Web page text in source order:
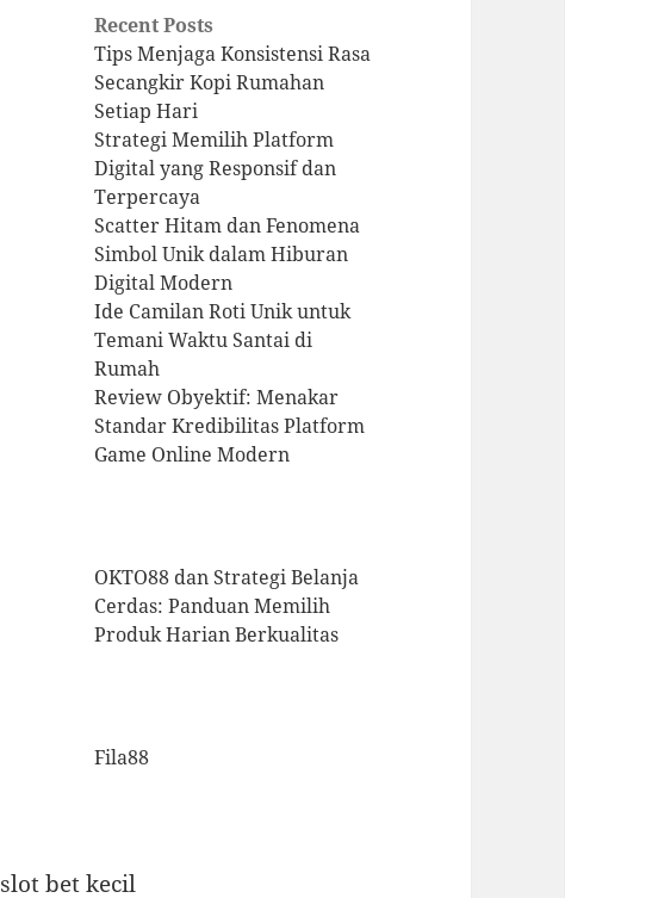
Recent Posts
Tips Menjaga Konsistensi Rasa
Secangkir Kopi Rumahan
Setiap Hari
Strategi Memilih Platform
Digital yang Responsif dan
Terpercaya
Scatter Hitam dan Fenomena
Simbol Unik dalam Hiburan
Digital Modern
Ide Camilan Roti Unik untuk
Temani Waktu Santai di
Rumah
Review Obyektif: Menakar
Standar Kredibilitas Platform
Game Online Modern
OKTO88 dan Strategi Belanja
Cerdas: Panduan Memilih
Produk Harian Berkualitas
Fila88
slot bet kecil